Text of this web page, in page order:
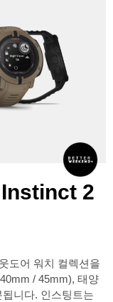
2
도어 워치 컬렉션을
/ 45mm), 태양
니다. 인스팅트는